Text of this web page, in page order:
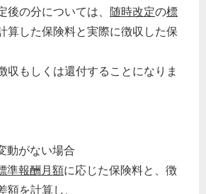
後の分については、 随時改定の標
算した保険料と実際に徴収した保
収もしくは還付することになりま
動がない場合
準報酬月額に応じた保険料と、徴
額を計算し、